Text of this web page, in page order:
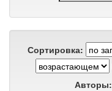
Сортировка:
Авторы: